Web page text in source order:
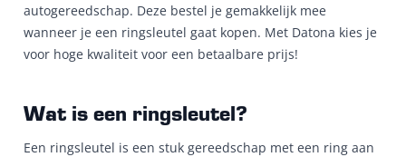
autogereedschap. Deze bestel je gemakkelijk mee
wanneer je een ringsleutel gaat kopen. Met Datona kies je
voor hoge kwaliteit voor een betaalbare prijs!
Wat is een ringsleutel?
Een ringsleutel is een stuk gereedschap met een ring aan